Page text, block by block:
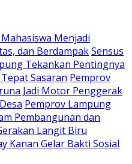
Menjadi
dan BerdampakSensus
Tekankan Pentingnya
Sasaran Pemprov
Jadi Motor Penggerak
Pemprov Lampung
Pembangunan dan
Langit Biru
Kanan Gelar Bakti Sosial